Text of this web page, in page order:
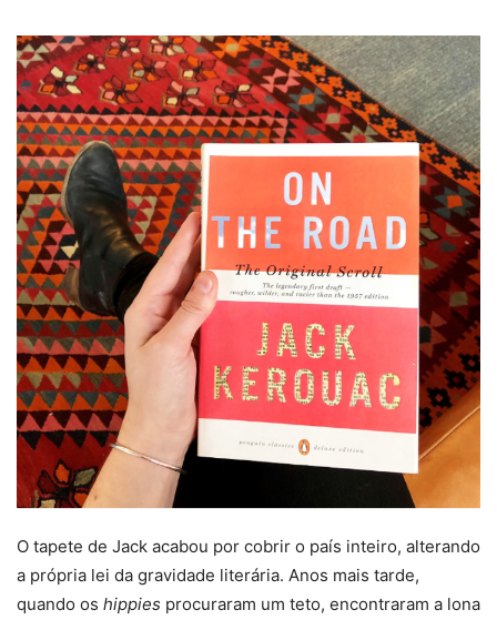
O tapete de Jack acabou por cobrir o país inteiro, alterando
a própria lei da gravidade literária. Anos mais tarde,
quando os hippies procuraram um teto, encontraram a lona